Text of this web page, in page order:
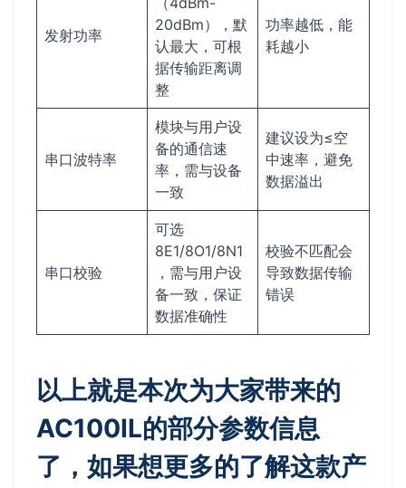
发射功率
20dBm），默
认最大，可根
据传输距离调
整
功率越低，能
耗越小
串口波特率
模块与用户设
备的通信速
率，需与设备
一致
建议设为≤空
中速率，避免
数据溢出
串口校验
可选
8E1/8O1/8N1
，需与用户设
备一致，保证
数据准确性
校验不匹配会
导致数据传输
错误
以上就是本次为大家带来的
AC100IL的部分参数信息
了，如果想更多的了解这款产